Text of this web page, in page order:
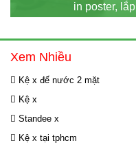
in poster,
Xem Nhiều
Kệ x đế nước 2 mặt
Kệ x
Standee x
Kệ x tại tphcm